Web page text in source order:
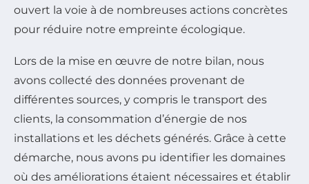
ouvert la voie à de nombreuses actions concrètes
pour réduire notre empreinte écologique.
Lors de la mise en œuvre de notre bilan, nous
avons collecté des données provenant de
différentes sources, y compris le transport des
clients, la consommation d’énergie de nos
installations et les déchets générés. Grâce à cette
démarche, nous avons pu identifier les domaines
où des améliorations étaient nécessaires et établir